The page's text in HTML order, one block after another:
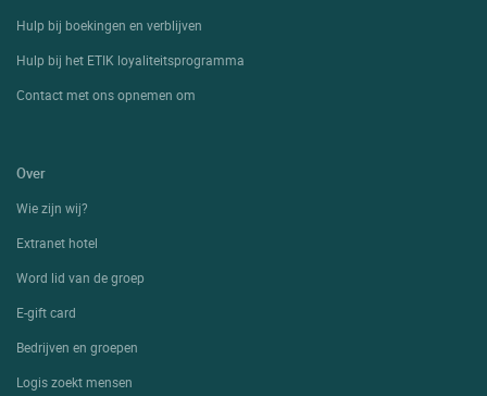
Hulp bij boekingen en verblijven
Hulp bij het ETIK loyaliteitsprogramma
Contact met ons opnemen om
Over
Wie zijn wij?
Extranet hotel
Word lid van de groep
E-gift card
Bedrijven en groepen
Logis zoekt mensen